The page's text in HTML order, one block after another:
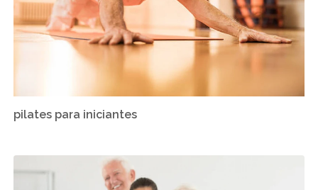
pilates para iniciantes